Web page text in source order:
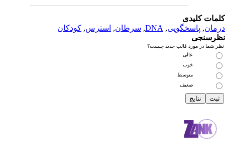
,
DNA
,سرطان, استرس, کودکان
قالب جدید چیست؟
عالی
خوب
متوسط
ضعیف